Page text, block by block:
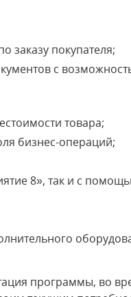
заказу покупателя;
с
товара;
бизнес-операций;
8», так и с
программы, во